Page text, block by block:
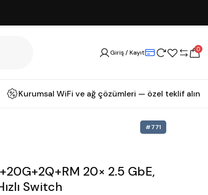
Giriş / Kayıt 0
Kurumsal WiFi ve ağ çözümleri — özel teklif alın
#771
20× 2.5 GbE,
Switch